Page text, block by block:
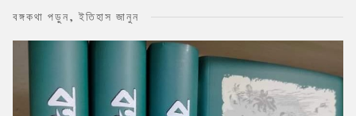
বঙ্গকথা পড়ুন, ইতিহাস জানুন